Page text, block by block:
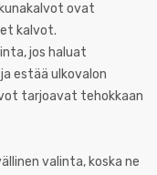
ovat
kalvot.
jos haluat
estää ulkovalon
tarjoavat tehokkaan
valinta, koska ne